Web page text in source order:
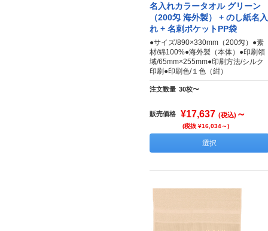
名入れカラータオル グリーン
（200匁 海外製） + のし紙名入
れ + 名刺ポケットPP袋
●サイズ/890×330mm（200匁）●素
材/綿100%●海外製（本体）●印刷領
域/65mm×255mm●印刷方法/シルク
印刷●印刷色/１色（紺）
注文数量 30枚〜
販売価格 ¥17,637 (税込) ～
(税抜 ¥16,034～)
選択